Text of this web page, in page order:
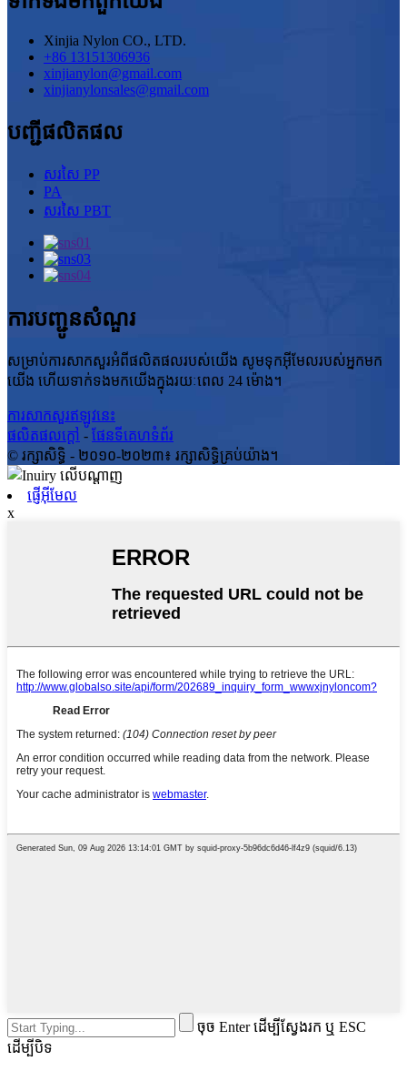
Xinjia Nylon CO., LTD.
+86 13151306936
xinjianylon@gmail.com
xinjianylonsales@gmail.com
បញ្ជីផលិតផល
សរសៃ PP
PA
សរសៃ PBT
ការបញ្ជូនសំណួរ
សម្រាប់ការសាកសួរអំពីផលិតផលរបស់យើង សូមទុកអ៊ីមែលរបស់អ្នកមក
យើង ហើយទាក់ទងមកយើងក្នុងរយៈពេល 24 ម៉ោង។
ការសាកសួរឥឡូវនេះ
ផលិតផលក្តៅ - ផែនទីគេហទំព័រ
© រក្សាសិទ្ធិ - ២០១០-២០២៣៖ រក្សាសិទ្ធិគ្រប់យ៉ាង។
ផ្ញើអ៊ីមែល
x
ចុច Enter ដើម្បីស្វែងរក ឬ ESC
ដើម្បីបិទ